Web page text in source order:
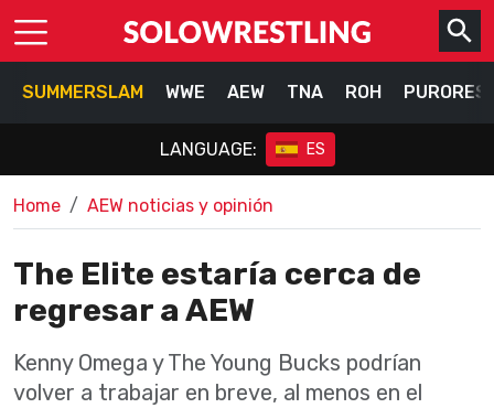
SUMMERSLAM WWE AEW TNA ROH
LANGUAGE: ES
Home AEW noticias y opinión
The Elite estaría cerca de
regresar a AEW
Kenny Omega y The Young Bucks podrían
volver a trabajar en breve, al menos en el